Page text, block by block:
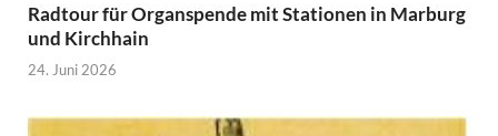
Radtour für Organspende mit Stationen in Marburg
und Kirchhain
24. Juni 2026